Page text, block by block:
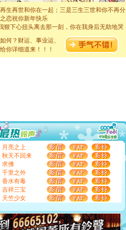
恋祝你新年快乐
狠下心扭头离去那一刻，你在我身后无助地哭
让我明白我多么爱你。我转身抱住你：这猪不
之恋祝你新年快乐。
雨润好月圆，半岛铁盒伴身边，每日尽显开心
只这样的日子才会想起你,而是这样的日子才
明地骚扰你,告诉你,圣诞要快乐!新年要快乐!天
噢!
上一颗祝福的心,在这个特别的日子里,愿幸福,
,鲜花,一切美好的祝愿与你同在.圣诞快乐!
到你我会触电；看不到你我要充电；没有你我会
你是我职业，想你是我事业，抱你是我特长，吻
业！水晶之恋祝你新年快乐
果上天让我许三个愿望，一是今生今世和你在一
再生再世和你在一起；三是三生三世和你不再分
恋祝你新年快乐
狠下心扭头离去那一刻，你在我身后无助地哭
让我明白我多么爱你。我转身抱住你：这猪不
何？财运、事业运、
你详细道来！！！
月亮之上
秋天不回来
求佛
千里之外
香水有毒
吉祥三宝
天竺少女